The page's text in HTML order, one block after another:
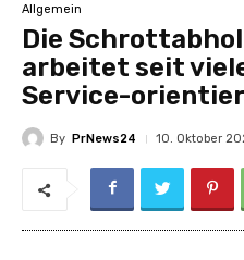
Allgemein
Die
arbeitet seit
Service-
By PrNews24 10. Oktober